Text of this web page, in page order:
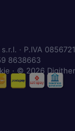
s.r.l. · P.IVA
8638663
· © 2026